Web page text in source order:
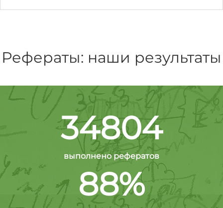
Рефераты: наши результаты
34804
выполнено рефератов
88%